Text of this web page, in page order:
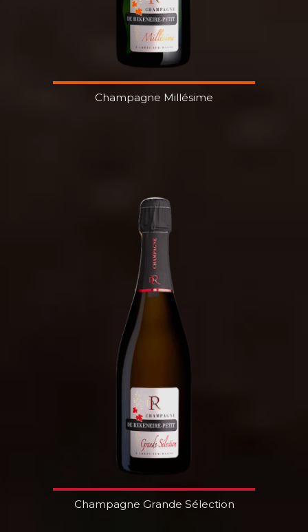
Champagne Millésime
Champagne Grande Sélection